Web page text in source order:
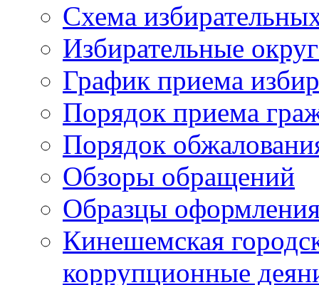
Схема
Избирательные
График приема
Порядок приема
Порядок
Обзоры обращений
Образцы
Кинешемская
коррупционные